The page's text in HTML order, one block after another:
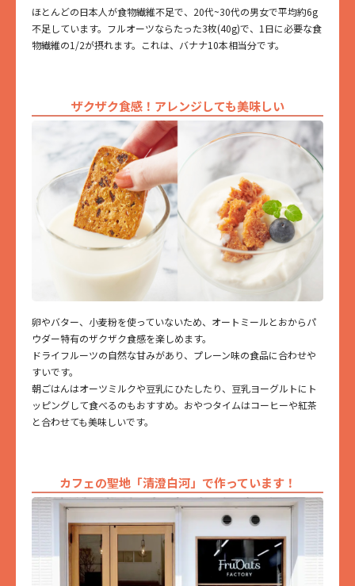
ほとんどの日本人が食物繊維不足で、20代~30代の男女で平均約6g
不足しています。フルオーツならたった3枚(40g)で、1日に必要な食
物繊維の1/2が摂れます。これは、バナナ10本相当分です。
ザクザク食感！アレンジしても美味しい
卵やバター、小麦粉を使っていないため、オートミールとおからパ
ウダー特有のザクザク食感を楽しめます。
ドライフルーツの自然な甘みがあり、プレーン味の食品に合わせや
すいです。
朝ごはんはオーツミルクや豆乳にひたしたり、豆乳ヨーグルトにト
ッピングして食べるのもおすすめ。おやつタイムはコーヒーや紅茶
と合わせても美味しいです。
カフェの聖地「清澄白河」で作っています！